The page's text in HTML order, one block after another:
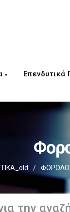
Επενδυτικά
/